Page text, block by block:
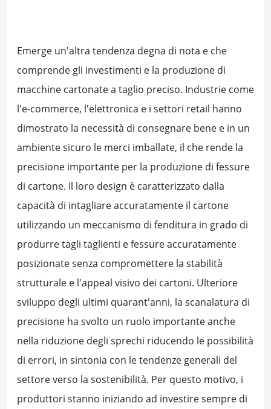
Emerge un'altra tendenza degna di nota e che
comprende gli investimenti e la produzione di
macchine cartonate a taglio preciso. Industrie come
l'e-commerce, l'elettronica e i settori retail hanno
dimostrato la necessità di consegnare bene e in un
ambiente sicuro le merci imballate, il che rende la
precisione importante per la produzione di fessure
di cartone. Il loro design è caratterizzato dalla
capacità di intagliare accuratamente il cartone
utilizzando un meccanismo di fenditura in grado di
produrre tagli taglienti e fessure accuratamente
posizionate senza compromettere la stabilità
strutturale e l'appeal visivo dei cartoni. Ulteriore
sviluppo degli ultimi quarant'anni, la scanalatura di
precisione ha svolto un ruolo importante anche
nella riduzione degli sprechi riducendo le possibilità
di errori, in sintonia con le tendenze generali del
settore verso la sostenibilità. Per questo motivo, i
produttori stanno iniziando ad investire sempre di